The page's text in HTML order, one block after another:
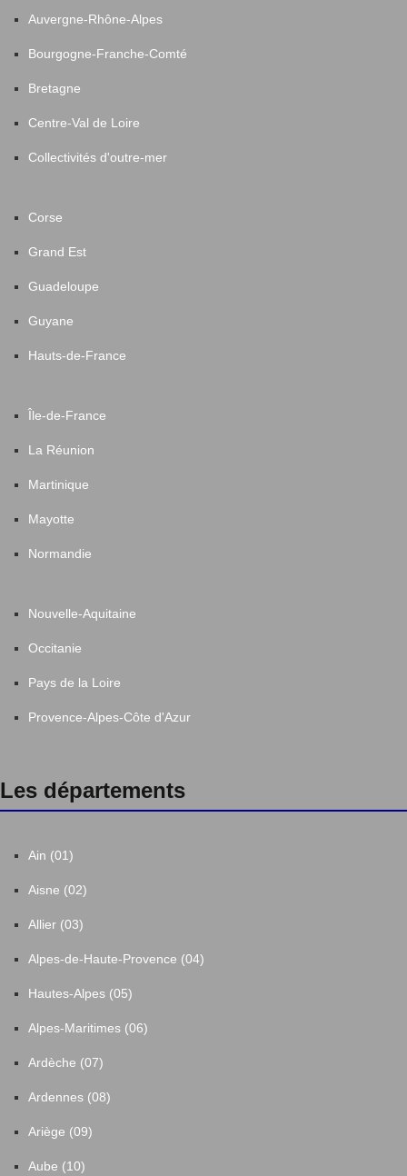
Auvergne-Rhône-Alpes
Bourgogne-Franche-Comté
Bretagne
Centre-Val de Loire
Collectivités d'outre-mer
Corse
Grand Est
Guadeloupe
Guyane
Hauts-de-France
Île-de-France
La Réunion
Martinique
Mayotte
Normandie
Nouvelle-Aquitaine
Occitanie
Pays de la Loire
Provence-Alpes-Côte d'Azur
Les départements
Ain (01)
Aisne (02)
Allier (03)
Alpes-de-Haute-Provence (04)
Hautes-Alpes (05)
Alpes-Maritimes (06)
Ardèche (07)
Ardennes (08)
Ariège (09)
Aube (10)